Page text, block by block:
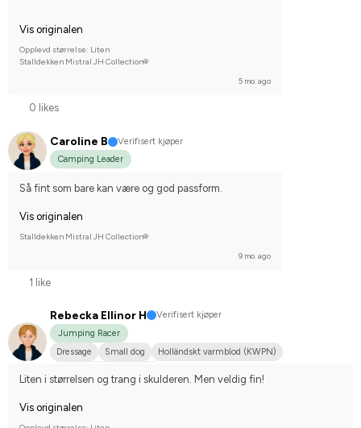
Vis originalen
Opplevd størrelse: Liten
Stalldekken Mistral JH Collection®
5 mo. ago
0 likes
Caroline B
Verifisert kjøper
Camping Leader
Så fint som bare kan være og god passform.
Vis originalen
Stalldekken Mistral JH Collection®
9 mo. ago
1 like
Rebecka Ellinor H
Verifisert kjøper
Jumping Racer
Dressage
Small dog
Holländskt varmblod (KWPN)
Liten i størrelsen og trang i skulderen. Men veldig fin!
Vis originalen